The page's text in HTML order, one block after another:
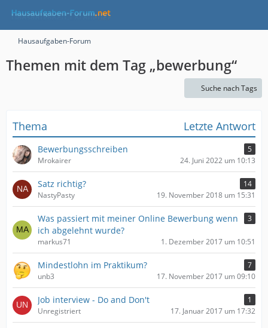
Hausaufgaben-Forum
Themen mit dem Tag „bewerbung“
Suche nach Tags
Thema Letzte Antwort
Bewerbungsschreiben
5
Mrokairer
24. Juni 2022 um 10:13
Satz richtig?
14
NastyPasty
19. November 2018 um 15:31
Was passiert mit meiner Online Bewerbung wenn
ich abgelehnt wurde?
3
markus71 1. Dezember 2017 um 10:51
Mindestlohn im Praktikum?
7
unb3
17. November 2017 um 09:10
Job interview - Do and Don't
1
Unregistriert
17. Januar 2017 um 17:32